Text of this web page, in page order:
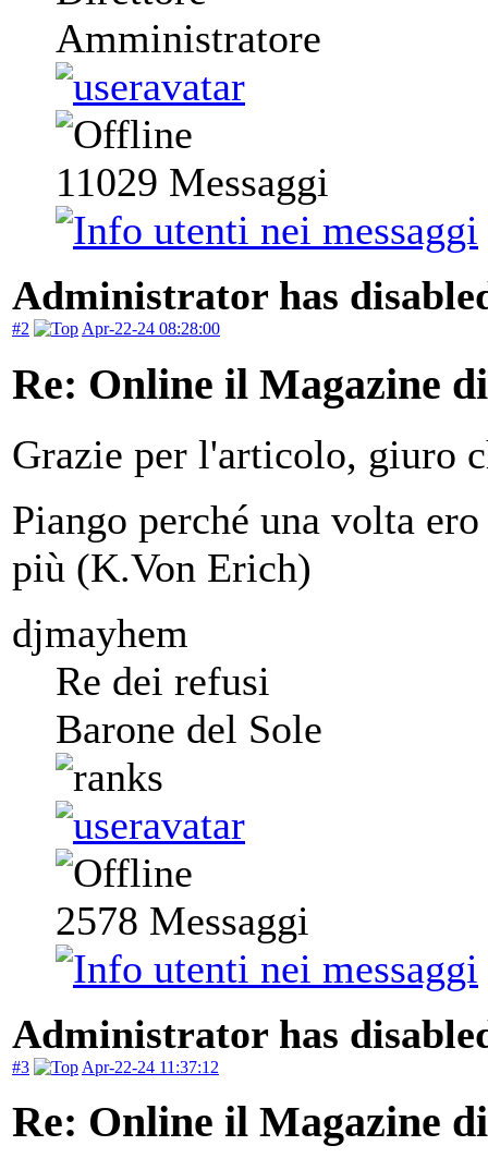
Amministratore
11029 Messaggi
Administrator has
#2 Apr-22-24 08:28:00
Re: Online il Magazine
Grazie per l'articolo, giuro
Piango perché una volta
più (K.Von Erich)
djmayhem
Re dei refusi
Barone del Sole
2578 Messaggi
Administrator has
#3 Apr-22-24 11:37:12
Re: Online il Magazine